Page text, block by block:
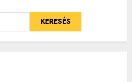
KERESÉS